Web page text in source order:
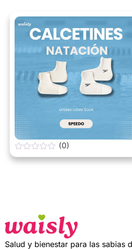
0
o
(0)
Salud y bienestar para las sabias